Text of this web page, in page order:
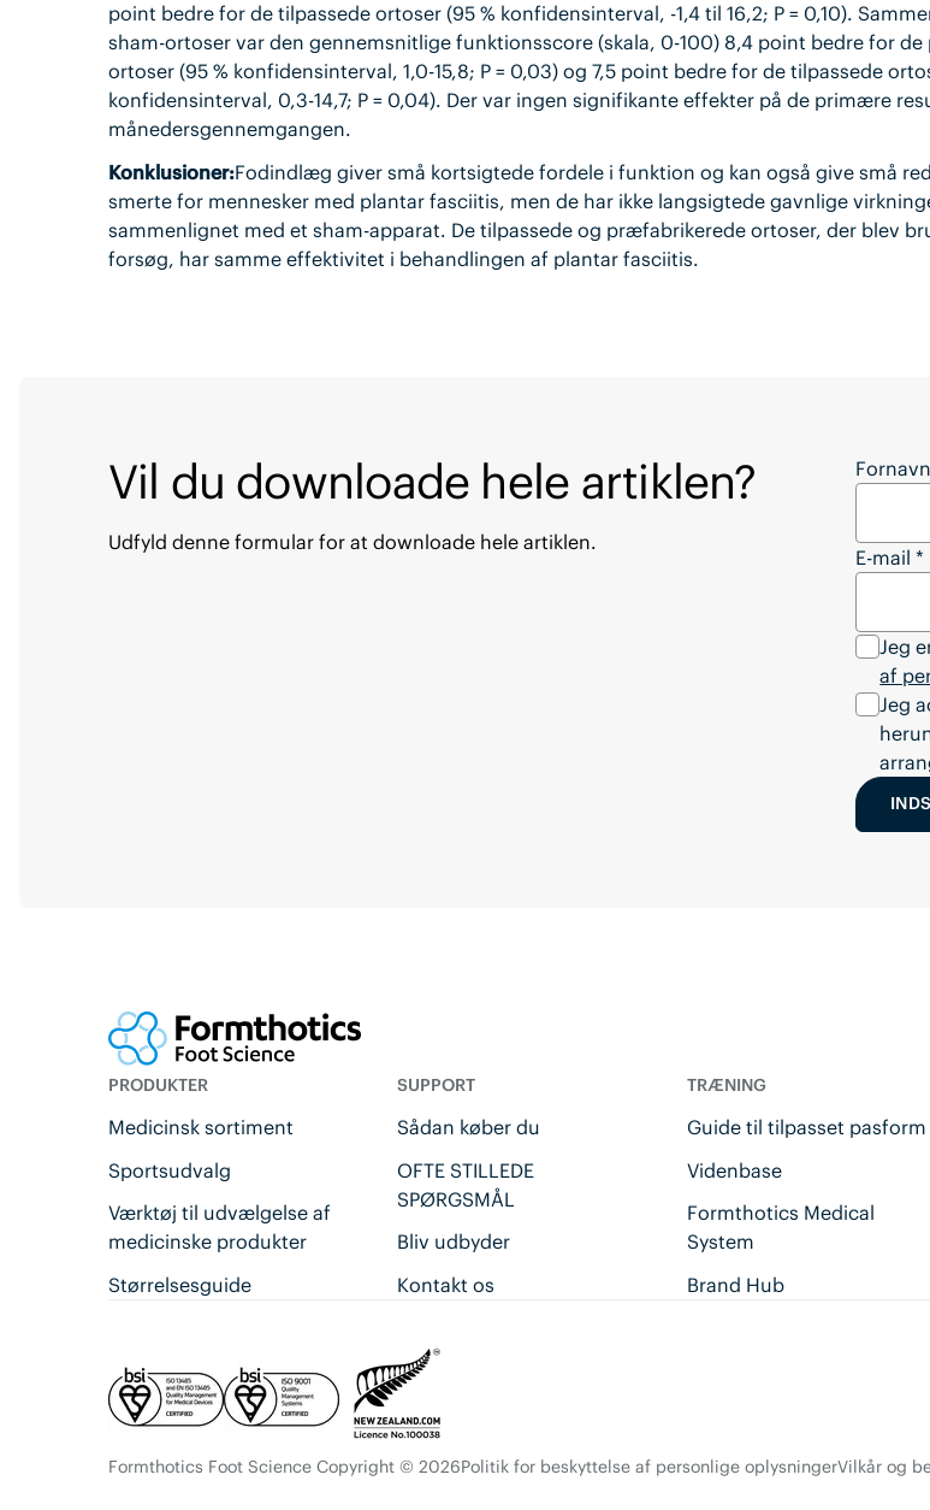
point bedre for de tilpassede ortoser (95 % konfidensinterval, -1,4 til 16,2; P = 0,10).
sham-ortoser var den gennemsnitlige funktionsscore (skala, 0-100) 8,4 point bedre for
ortoser (95 % konfidensinterval, 1,0-15,8; P = 0,03) og 7,5 point bedre for de tilpassede
konfidensinterval, 0,3-14,7; P = 0,04). Der var ingen signifikante effekter på de primære
månedersgennemgangen.
Konklusioner:Fodindlæg giver små kortsigtede fordele i funktion og kan også give små
smerte for mennesker med plantar fasciitis, men de har ikke langsigtede gavnlige
sammenlignet med et sham-apparat. De tilpassede og præfabrikerede ortoser, der blev
forsøg, har samme effektivitet i behandlingen af plantar fasciitis.
Vil du downloade hele artiklen?
Udfyld denne formular for at downloade hele artiklen.
Vil du
Fornavn
E-mail *
Jeg
af
Jeg
PRODUKTER
Medicinsk sortiment
Sportsudvalg
Værktøj til udvælgelse af
medicinske produkter
Størrelsesguide
SUPPORT
Sådan køber du
OFTE STILLEDE
SPØRGSMÅL
Bliv udbyder
Kontakt os
TRÆNING
Guide til tilpasset pasform
Videnbase
Formthotics Medical
System
Brand Hub
Formthotics Foot Science Copyright © 2026Politik for beskyttelse af personlige oplysningerVilkår og